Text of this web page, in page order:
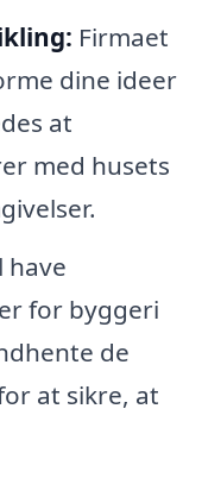
Firmaet
dine ideer
at
med husets
have
for byggeri
de
at sikre, at